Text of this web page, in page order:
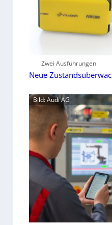
Zwei Ausführungen
Neue
Bild: Audi AG